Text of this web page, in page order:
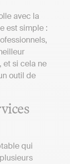
avec la
est simple :
et si cela ne
outil de
qui